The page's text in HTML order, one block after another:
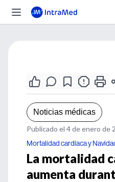
Noticias médicas
Publicado el 4 de enero de
Mortalidad cardíaca y
La mortalidad
aumenta